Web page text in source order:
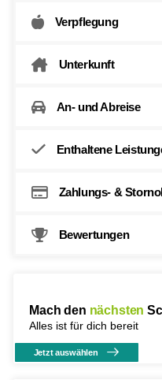
Verpflegung
Unterkunft
An- und Abreise
Enthaltene
Zahlungs- &
Bewertungen
Mach den nächsten
Alles ist für dich bereit
Jetzt auswählen